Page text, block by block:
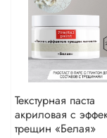
Текстурная паста
акриловая с
трещин «Белая»